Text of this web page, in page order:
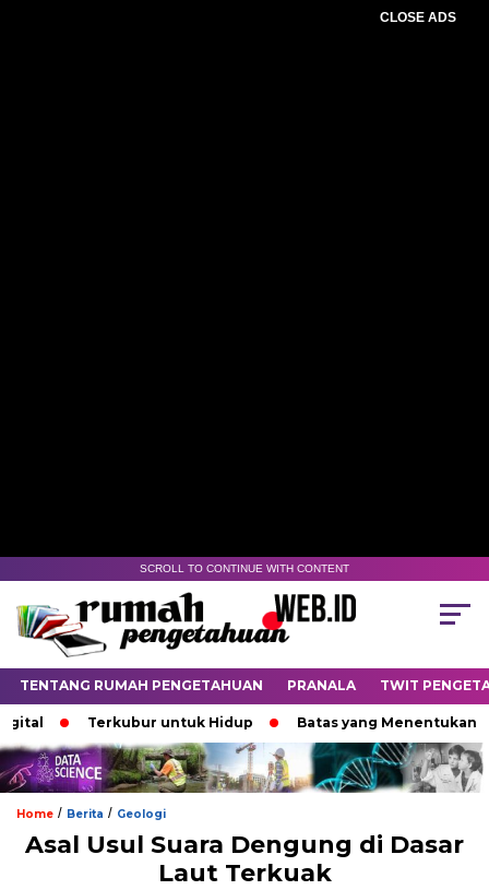
CLOSE ADS
SCROLL TO CONTINUE WITH CONTENT
TENTANG RUMAH PENGETAHUAN PRANALA TWIT
Terkubur untuk Hidup Batas yang Menentukan
Home / Berita / Geologi
Asal Usul Suara Dengung di Dasar
Laut Terkuak